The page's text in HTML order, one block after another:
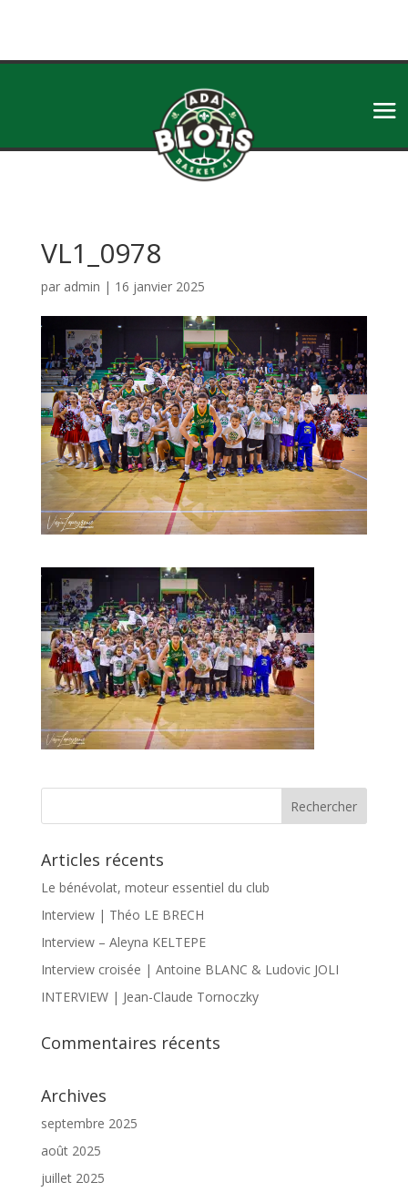
VL1_0978
par admin | 16 janvier 2025
Articles récents
Le bénévolat, moteur essentiel du club
Interview | Théo LE BRECH
Interview – Aleyna KELTEPE
Interview croisée | Antoine BLANC & Ludovic JOLI
INTERVIEW | Jean-Claude Tornoczky
Commentaires récents
Archives
septembre 2025
août 2025
juillet 2025